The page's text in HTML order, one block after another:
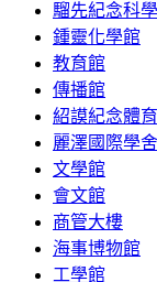
騮先紀念科
鍾靈化學館
教育館
傳播館
紹謨紀念體
麗澤國際學舍
文學館
會文館
商管大樓
海事博物館
工學館